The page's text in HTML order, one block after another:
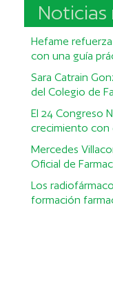
Noticias
Hefame
con una guía
Sara Catrain
del Colegio de
El 24 Congreso
crecimiento con
Mercedes
Oficial de
Los
formación